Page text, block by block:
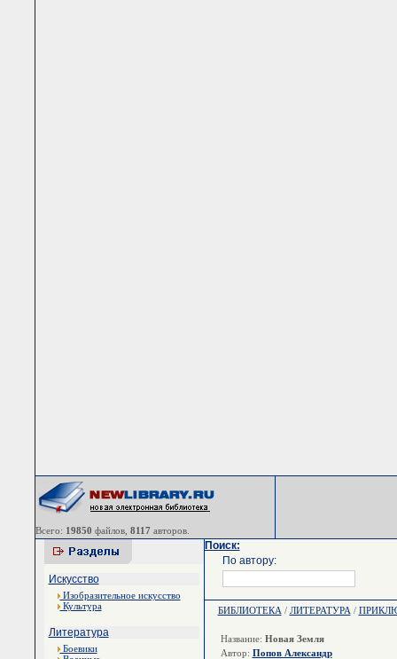
Всего: 19850 файлов, 8117 авторов.
Искусство
Изобразительное искусство
Культура
Литература
Боевики
Поиск:
По автору:
БИБЛИОТЕКА / ЛИТЕРАТУРА /
Название: Новая Земля
Автор: Попов Александр